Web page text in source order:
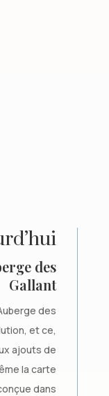
des
Gallant
des
et ce,
ajouts de
la carte
dans